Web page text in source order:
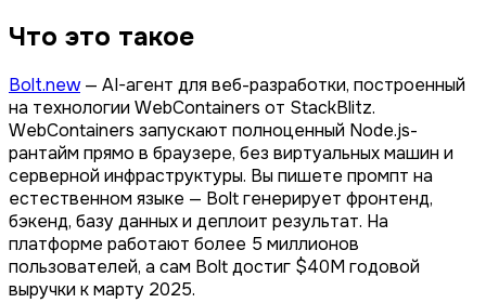
Что это такое
Bolt.new— AI-агент для веб-разработки, построенный
на технологии WebContainers от StackBlitz.
WebContainers запускают полноценный Node.js-
рантайм прямо в браузере, без виртуальных машин и
серверной инфраструктуры. Вы пишете промпт на
естественном языке — Bolt генерирует фронтенд,
бэкенд, базу данных и деплоит результат. На
платформе работают более 5 миллионов
пользователей, а сам Bolt достиг $40M годовой
выручки к марту 2025.